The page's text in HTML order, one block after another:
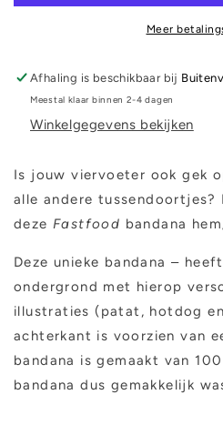
Meer
Afhaling is beschikbaar bij
Meestal klaar binnen 2-4 dagen
Winkelgegevens bekijken
Is jouw viervoeter ook gek
alle andere tussendoortjes?
deze Fastfood bandana
Deze unieke bandana –
ondergrond met hierop
illustraties (patat, hotdog
achterkant is voorzien van
bandana is gemaakt van
bandana dus gemakkelijk